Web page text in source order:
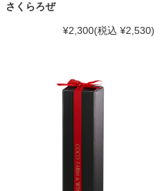
さくらろぜ
¥2,300(税込 ¥2,530)